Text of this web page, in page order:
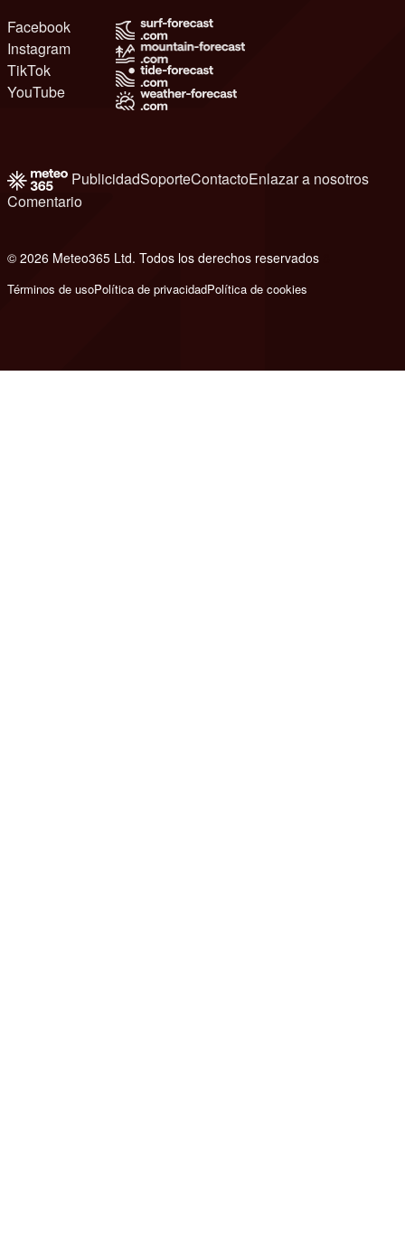
Facebook
Instagram
TikTok
YouTube
PublicidadSoporteContactoEnlazar a nosotros
Comentario
© 2026 Meteo365 Ltd. Todos los derechos reservados
Términos de usoPolítica de privacidadPolítica de cookies